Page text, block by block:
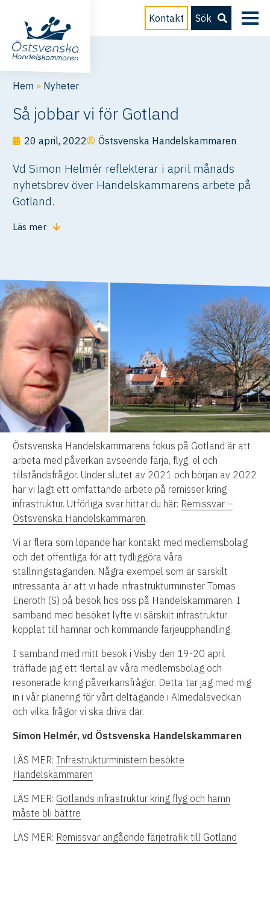
Kontakt Sök
Hem » Nyheter
Så jobbar vi för Gotland
20 april, 2022 Östsvenska Handelskammaren
Vd Simon Helmér reflekterar i april månads
nyhetsbrev över Handelskammarens arbete på
Gotland.
Läs mer
Östsvenska Handelskammarens fokus på Gotland är att
arbeta med påverkan avseende färja, flyg, el och
tillståndsfrågor. Under slutet av 2021 och början av 2022
har vi lagt ett omfattande arbete på remisser kring
infrastruktur. Utförliga svar hittar du här: Remissvar –
Östsvenska Handelskammaren.
Vi är flera som löpande har kontakt med medlemsbolag
och det offentliga för att tydliggöra våra
ställningstaganden. Några exempel som är särskilt
intressanta är att vi hade infrastrukturminister Tomas
Eneroth (S) på besök hos oss på Handelskammaren. I
samband med besöket lyfte vi särskilt infrastruktur
kopplat till hamnar och kommande färjeupphandling.
I samband med mitt besök i Visby den 19-20 april
träffade jag ett flertal av våra medlemsbolag och
resonerade kring påverkansfrågor. Detta tar jag med mig
in i vår planering för vårt deltagande i Almedalsveckan
och vilka frågor vi ska driva där.
Simon Helmér, vd Östsvenska Handelskammaren
LÄS MER: Infrastrukturministern besökte
Handelskammaren
LÄS MER: Gotlands infrastruktur kring flyg och hamn
måste bli bättre
LÄS MER: Remissvar angående färjetrafik till Gotland